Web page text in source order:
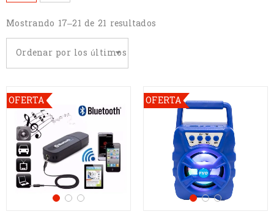
Mostrando 17–21 de 21 resultados
Ordenar por los últimos
OFERTA OFERTA